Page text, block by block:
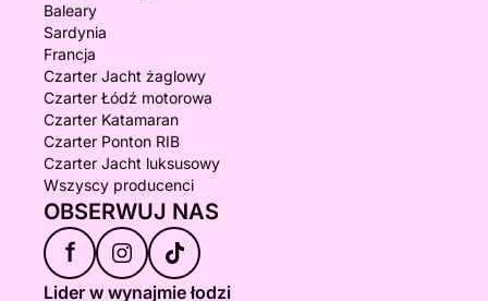
Baleary
Sardynia
Francja
Czarter Jacht żaglowy
Czarter Łódź motorowa
Czarter Katamaran
Czarter Ponton RIB
Czarter Jacht luksusowy
Wszyscy producenci
OBSERWUJ NAS
f
Lider w wynajmie łodzi